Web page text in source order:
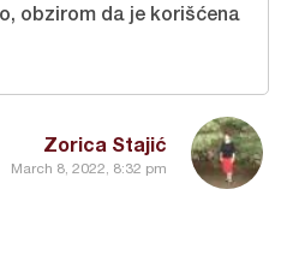
Zorica Stajić
March 8, 2022, 8:32 pm
obzirom da je korišćena